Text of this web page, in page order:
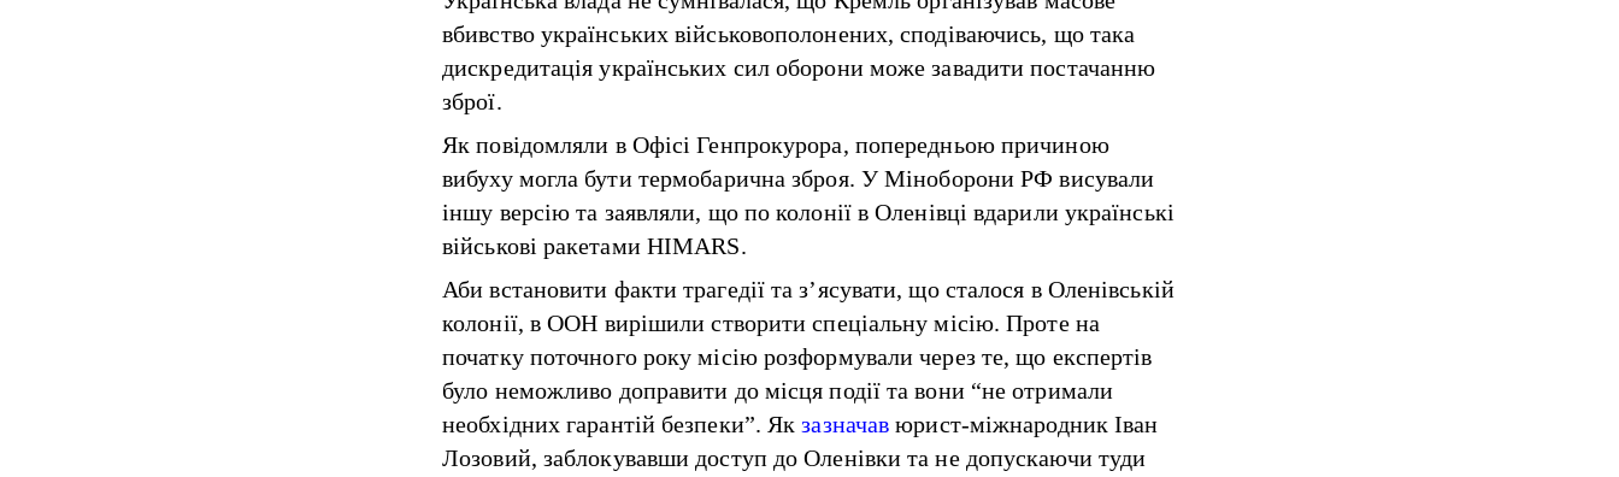
вбивство українських військовополонених, сподіваючись, що така
дискредитація українських сил оборони може завадити постачанню
зброї.
Як повідомляли в Офісі Генпрокурора, попередньою причиною
вибуху могла бути термобарична зброя. У Міноборони РФ висували
іншу версію та заявляли, що по колонії в Оленівці вдарили українські
військові ракетами HIMARS.
Аби встановити факти трагедії та з’ясувати, що сталося в Оленівській
колонії, в ООН вирішили створити спеціальну місію. Проте на
початку поточного року місію розформували через те, що експертів
було неможливо доправити до місця події та вони “не отримали
необхідних гарантій безпеки”. Якзазначав юрист-міжнародник Іван
Лозовий, заблокувавши доступ до Оленівки та не допускаючи туди